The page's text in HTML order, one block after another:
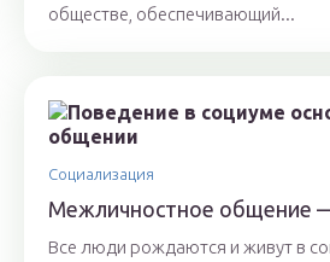
обществе, обеспечивающий...
Социализация
Межличностное общение
Все люди рождаются и живут в